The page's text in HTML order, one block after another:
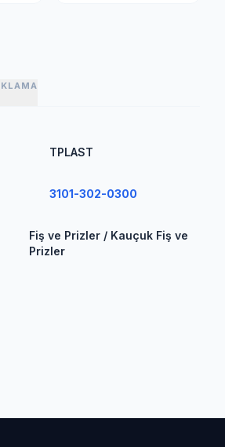
TPLAST
3101-302-0300
Fiş ve Prizler / Kauçuk Fiş ve
Prizler